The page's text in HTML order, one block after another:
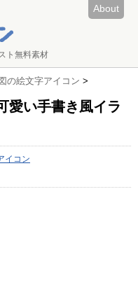
About
ト無料素材
の絵文字アイコン >
愛い手書き風イラ
イコン